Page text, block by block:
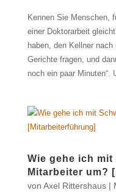
Kennen Sie Menschen,
einer Doktorarbeit
haben, den Kellner
Gerichte fragen, und
noch ein paar Minuten“.
Wie gehe ich
Mitarbeiter um?
von Axel Rittershaus|